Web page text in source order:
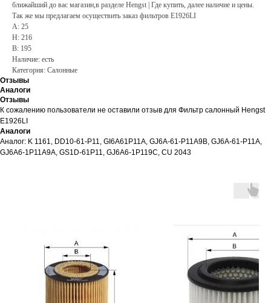
ближайший до вас магазин,в разделе Hengst | Где купить, далее наличие и цены.
Так же мы предлагаем осуществить заказ фильтров E1926LI
A: 25
H: 216
B: 195
Наличие: есть
Категория: Салонные
Отзывы
Аналоги
Отзывы
К сожалению пользователи не оставили отзыв для Фильтр салонный Hengst
E1926LI
Аналоги
Аналог: K 1161, DD10-61-P11, GI6A61P11A, GJ6A-61-P11A9B, GJ6A-61-P11A,
GJ6A6-1P11A9A, GS1D-61P11, GJ6A6-1P119C, CU 2043